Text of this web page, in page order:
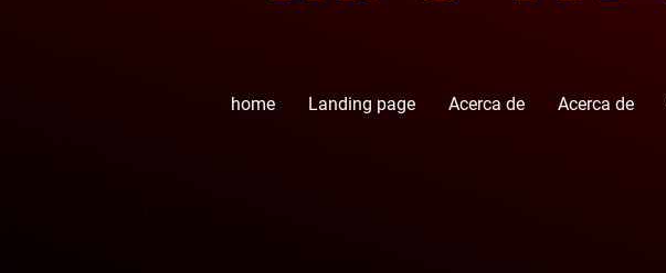
home Landing page Acerca de Acerca de